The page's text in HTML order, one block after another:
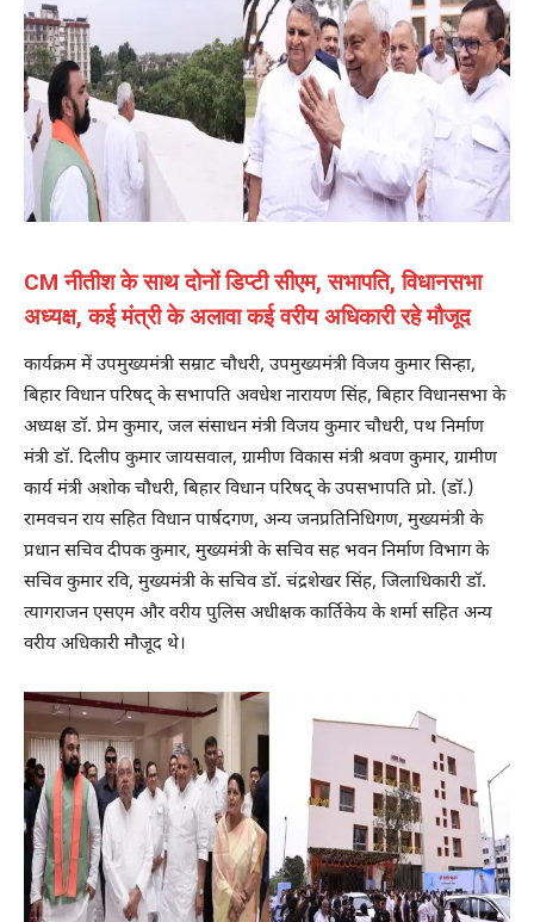
CM नीतीश के साथ दोनों डिप्टी सीएम, सभापति, विधानसभा
अध्यक्ष, कई मंत्री के अलावा कई वरीय अधिकारी रहे मौजूद
कार्यक्रम में उपमुख्यमंत्री सम्राट चौधरी, उपमुख्यमंत्री विजय कुमार सिन्हा,
बिहार विधान परिषद् के सभापति अवधेश नारायण सिंह, बिहार विधानसभा के
अध्यक्ष डॉ. प्रेम कुमार, जल संसाधन मंत्री विजय कुमार चौधरी, पथ निर्माण
मंत्री डॉ. दिलीप कुमार जायसवाल, ग्रामीण विकास मंत्री श्रवण कुमार, ग्रामीण
कार्य मंत्री अशोक चौधरी, बिहार विधान परिषद् के उपसभापति प्रो. (डॉ.)
रामवचन राय सहित विधान पार्षदगण, अन्य जनप्रतिनिधिगण, मुख्यमंत्री के
प्रधान सचिव दीपक कुमार, मुख्यमंत्री के सचिव सह भवन निर्माण विभाग के
सचिव कुमार रवि, मुख्यमंत्री के सचिव डॉ. चंद्रशेखर सिंह, जिलाधिकारी डॉ.
त्यागराजन एसएम और वरीय पुलिस अधीक्षक कार्तिकेय के शर्मा सहित अन्य
वरीय अधिकारी मौजूद थे।